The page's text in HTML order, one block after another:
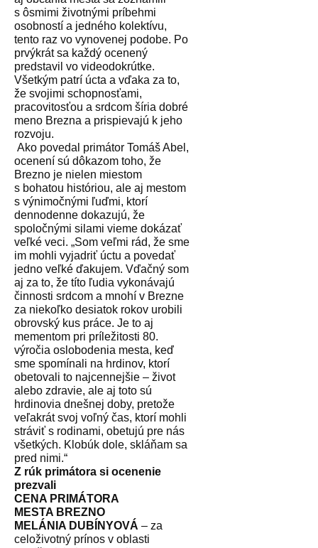
s ôsmimi životnými príbehmi
osobností a jedného kolektívu,
tento raz vo vynovenej podobe. Po
prvýkrát sa každý ocenený
predstavil vo videodokrútke.
Všetkým patrí úcta a vďaka za to,
že svojimi schopnosťami,
pracovitosťou a srdcom šíria dobré
meno Brezna a prispievajú k jeho
rozvoju.
Ako povedal primátor Tomáš Abel,
ocenení sú dôkazom toho, že
Brezno je nielen miestom
s bohatou históriou, ale aj mestom
s výnimočnými ľuďmi, ktorí
dennodenne dokazujú, že
spoločnými silami vieme dokázať
veľké veci. „Som veľmi rád, že sme
im mohli vyjadriť úctu a povedať
jedno veľké ďakujem. Vďačný som
aj za to, že títo ľudia vykonávajú
činnosti srdcom a mnohí v Brezne
za niekoľko desiatok rokov urobili
obrovský kus práce. Je to aj
mementom pri príležitosti 80.
výročia oslobodenia mesta, keď
sme spomínali na hrdinov, ktorí
obetovali to najcennejšie – život
alebo zdravie, ale aj toto sú
hrdinovia dnešnej doby, pretože
veľakrát svoj voľný čas, ktorí mohli
stráviť s rodinami, obetujú pre nás
všetkých. Klobúk dole, skláňam sa
pred nimi.“
Z rúk primátora si ocenenie
prezvali
CENA PRIMÁTORA
MESTA BREZNO
MELÁNIA DUBÍNYOVÁ – za
celoživotný prínos v oblasti